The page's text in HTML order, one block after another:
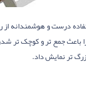
درست و هوشمندانه از
باعث جمع تر و کوچک تر
تر نمایش داد.